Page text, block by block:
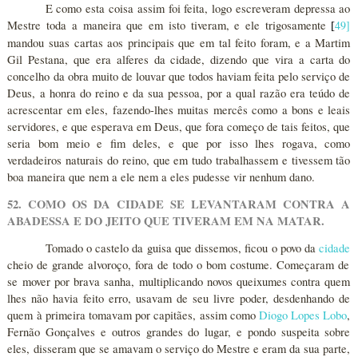
E como esta coisa assim foi feita, logo escreveram depressa ao
Mestre toda a maneira que em isto tiveram, e ele trigosamente [49]
mandou suas cartas aos principais que em tal feito foram, e a Martim
Gil Pestana, que era alferes da cidade, dizendo que vira a carta do
concelho da obra muito de louvar que todos haviam feita pelo serviço de
Deus, a honra do reino e da sua pessoa, por a qual razão era teúdo de
acrescentar em eles, fazendo-lhes muitas mercês como a bons e leais
servidores, e que esperava em Deus, que fora começo de tais feitos, que
seria bom meio e fim deles, e que por isso lhes rogava, como
verdadeiros naturais do reino, que em tudo trabalhassem e tivessem tão
boa maneira que nem a ele nem a eles pudesse vir nenhum dano.
52. COMO OS DA CIDADE SE LEVANTARAM CONTRA A
ABADESSA E DO JEITO QUE TIVERAM EM NA MATAR.
Tomado o castelo da guisa que dissemos, ficou o povo dacidade
cheio de grande alvoroço, fora de todo o bom costume. Começaram de
se mover por brava sanha, multiplicando novos queixumes contra quem
lhes não havia feito erro, usavam de seu livre poder, desdenhando de
quem à primeira tomavam por capitães, assim comoDiogo Lopes Lobo,
Fernão Gonçalves e outros grandes do lugar, e pondo suspeita sobre
eles, disseram que se amavam o serviço do Mestre e eram da sua parte,